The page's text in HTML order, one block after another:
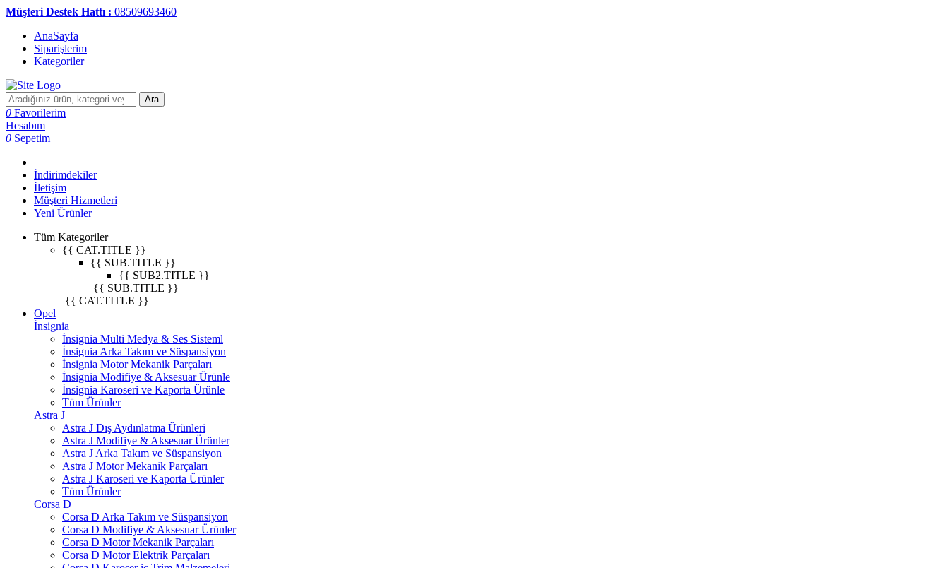
Müşteri Destek Hattı : 08509693460
AnaSayfa
Siparişlerim
Kategoriler
Ara
0 Favorilerim
Hesabım
0 Sepetim
İndirimdekiler
İletişim
Müşteri Hizmetleri
Yeni Ürünler
Tüm Kategoriler
{{ CAT.TITLE }}
{{ SUB.TITLE }}
{{ SUB2.TITLE }}
{{ SUB.TITLE }}
{{ CAT.TITLE }}
Opel
İnsignia
İnsignia Multi Medya & Ses Sisteml
İnsignia Arka Takım ve Süspansiyon
İnsignia Motor Mekanik Parçaları
İnsignia Modifiye & Aksesuar Ürünle
İnsignia Karoseri ve Kaporta Ürünle
Tüm Ürünler
Astra J
Astra J Dış Aydınlatma Ürünleri
Astra J Modifiye & Aksesuar Ürünler
Astra J Arka Takım ve Süspansiyon
Astra J Motor Mekanik Parçaları
Astra J Karoseri ve Kaporta Ürünler
Tüm Ürünler
Corsa D
Corsa D Arka Takım ve Süspansiyon
Corsa D Modifiye & Aksesuar Ürünler
Corsa D Motor Mekanik Parçaları
Corsa D Motor Elektrik Parçaları